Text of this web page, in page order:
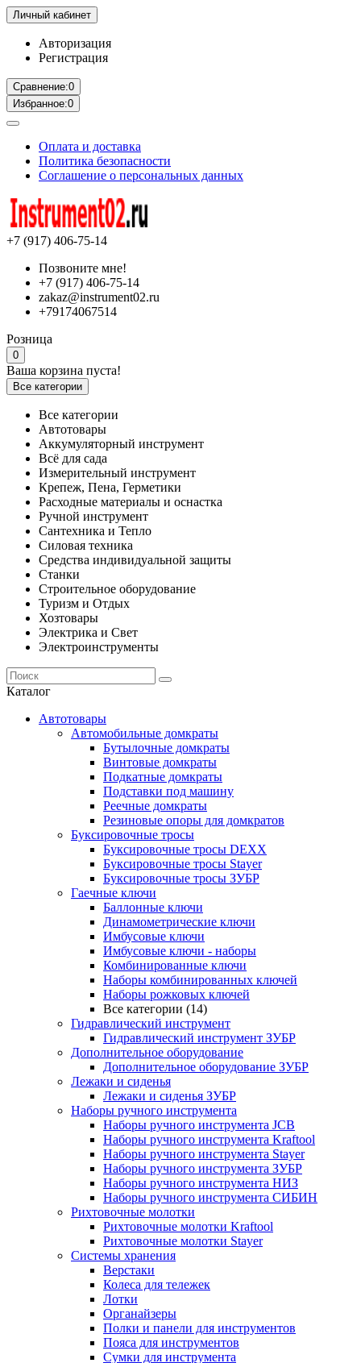
Личный кабинет
Авторизация
Регистрация
Сравнение:0
Избранное:0
Оплата и доставка
Политика безопасности
Соглашение о персональных данных
+7 (917) 406-75-14
Позвоните мне!
+7 (917) 406-75-14
zakaz@instrument02.ru
+79174067514
Розница
0
Ваша корзина пуста!
Все категории
Все категории
Автотовары
Аккумуляторный инструмент
Всё для сада
Измерительный инструмент
Крепеж, Пена, Герметики
Расходные материалы и оснастка
Ручной инструмент
Сантехника и Тепло
Силовая техника
Средства индивидуальной защиты
Станки
Строительное оборудование
Туризм и Отдых
Хозтовары
Электрика и Свет
Электроинструменты
Каталог
Автотовары
Автомобильные домкраты
Бутылочные домкраты
Винтовые домкраты
Подкатные домкраты
Подставки под машину
Реечные домкраты
Резиновые опоры для домкратов
Буксировочные тросы
Буксировочные тросы DEXX
Буксировочные тросы Stayer
Буксировочные тросы ЗУБР
Гаечные ключи
Баллонные ключи
Динамометрические ключи
Имбусовые ключи
Имбусовые ключи - наборы
Комбинированные ключи
Наборы комбинированных ключей
Наборы рожковых ключей
Все категории (14)
Гидравлический инструмент
Гидравлический инструмент ЗУБР
Дополнительное оборудование
Дополнительное оборудование ЗУБР
Лежаки и сиденья
Лежаки и сиденья ЗУБР
Наборы ручного инструмента
Наборы ручного инструмента JCB
Наборы ручного инструмента Kraftool
Наборы ручного инструмента Stayer
Наборы ручного инструмента ЗУБР
Наборы ручного инструмента НИЗ
Наборы ручного инструмента СИБИН
Рихтовочные молотки
Рихтовочные молотки Kraftool
Рихтовочные молотки Stayer
Системы хранения
Верстаки
Колеса для тележек
Лотки
Органайзеры
Полки и панели для инструментов
Пояса для инструментов
Сумки для инструмента